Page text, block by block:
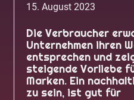
15. August 2023
Die Verbraucher
Unternehmen ihren
entsprechen und
steigende Vorliebe
Marken. Ein
zu sein, ist gut für